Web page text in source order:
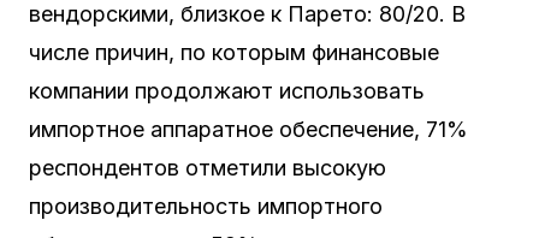
вендорскими, близкое к Парето: 80/20. В
числе причин, по которым финансовые
компании продолжают использовать
импортное аппаратное обеспечение, 71%
респондентов отметили высокую
производительность импортного